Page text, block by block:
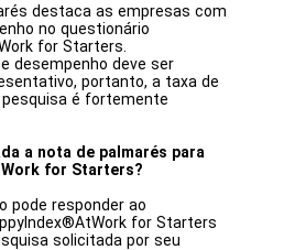
destaca as empresas com
no questionário
for Starters.
desempenho deve ser
portanto, a taxa de
é fortemente
a nota de palmarés para
for Starters?
pode responder ao
for Starters
solicitada por seu